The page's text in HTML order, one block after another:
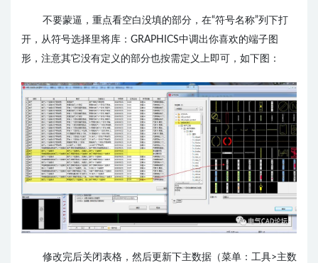
不要蒙逼，重点看空白没填的部分，在“符号名称”列下打
开，从符号选择里将库：GRAPHICS中调出你喜欢的端子图
形，注意其它没有定义的部分也按需定义上即可，如下图：
修改完后关闭表格，然后更新下主数据（菜单：工具>主数